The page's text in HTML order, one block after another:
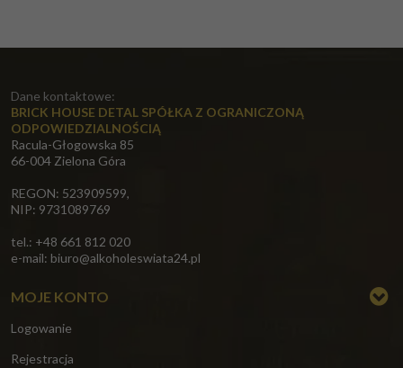
Dane kontaktowe:
BRICK HOUSE DETAL SPÓŁKA Z OGRANICZONĄ
ODPOWIEDZIALNOŚCIĄ
Racula-Głogowska 85
66-004 Zielona Góra
REGON: 523909599,
NIP: 9731089769
tel.: +48 661 812 020
e-mail: biuro@alkoholeswiata24.pl
MOJE KONTO
Logowanie
Rejestracja